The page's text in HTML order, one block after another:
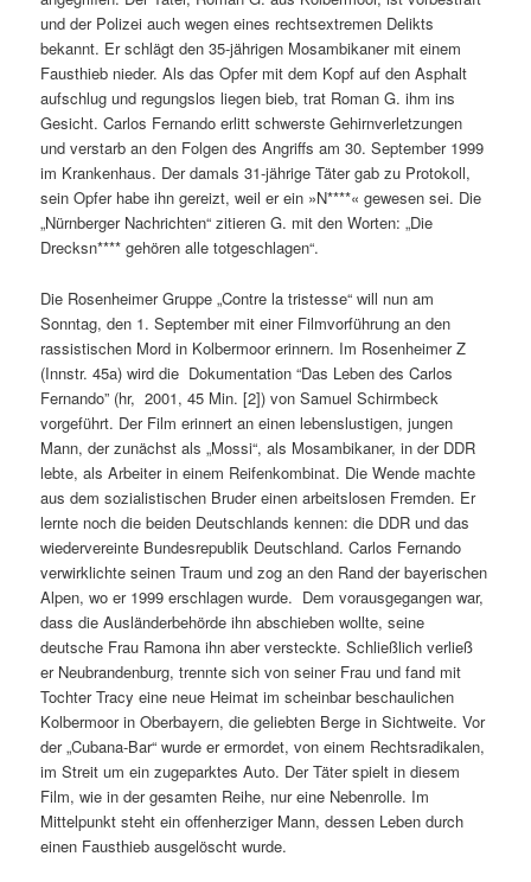
und der Polizei auch wegen eines rechtsextremen Delikts
bekannt. Er schlägt den 35-jährigen Mosambikaner mit einem
Fausthieb nieder. Als das Opfer mit dem Kopf auf den Asphalt
aufschlug und regungslos liegen bieb, trat Roman G. ihm ins
Gesicht. Carlos Fernando erlitt schwerste Gehirnverletzungen
und verstarb an den Folgen des Angriffs am 30. September 1999
im Krankenhaus. Der damals 31-jährige Täter gab zu Protokoll,
sein Opfer habe ihn gereizt, weil er ein »N****« gewesen sei. Die
„Nürnberger Nachrichten“ zitieren G. mit den Worten: „Die
Drecksn**** gehören alle totgeschlagen“.
Die Rosenheimer Gruppe „Contre la tristesse“ will nun am
Sonntag, den 1. September mit einer Filmvorführung an den
rassistischen Mord in Kolbermoor erinnern. Im Rosenheimer Z
(Innstr. 45a) wird die Dokumentation “Das Leben des Carlos
Fernando” (hr, 2001, 45 Min. [2]) von Samuel Schirmbeck
vorgeführt. Der Film erinnert an einen lebenslustigen, jungen
Mann, der zunächst als „Mossi“, als Mosambikaner, in der DDR
lebte, als Arbeiter in einem Reifenkombinat. Die Wende machte
aus dem sozialistischen Bruder einen arbeitslosen Fremden. Er
lernte noch die beiden Deutschlands kennen: die DDR und das
wiedervereinte Bundesrepublik Deutschland. Carlos Fernando
verwirklichte seinen Traum und zog an den Rand der bayerischen
Alpen, wo er 1999 erschlagen wurde. Dem vorausgegangen war,
dass die Ausländerbehörde ihn abschieben wollte, seine
deutsche Frau Ramona ihn aber versteckte. Schließlich verließ
er Neubrandenburg, trennte sich von seiner Frau und fand mit
Tochter Tracy eine neue Heimat im scheinbar beschaulichen
Kolbermoor in Oberbayern, die geliebten Berge in Sichtweite. Vor
der „Cubana-Bar“ wurde er ermordet, von einem Rechtsradikalen,
im Streit um ein zugeparktes Auto. Der Täter spielt in diesem
Film, wie in der gesamten Reihe, nur eine Nebenrolle. Im
Mittelpunkt steht ein offenherziger Mann, dessen Leben durch
einen Fausthieb ausgelöscht wurde.